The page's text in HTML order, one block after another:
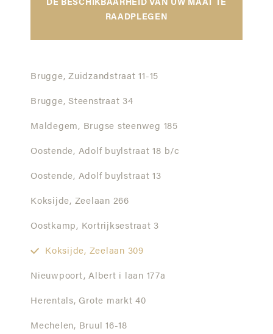
DE BESCHIKBAARHEID VAN UW MAAT TE
RAADPLEGEN
Brugge, Zuidzandstraat 11-15
Brugge, Steenstraat 34
Maldegem, Brugse steenweg 185
Oostende, Adolf buylstraat 18 b/c
Oostende, Adolf buylstraat 13
Koksijde, Zeelaan 266
Oostkamp, Kortrijksestraat 3
Koksijde, Zeelaan 309
Nieuwpoort, Albert i laan 177a
Herentals, Grote markt 40
Mechelen, Bruul 16-18